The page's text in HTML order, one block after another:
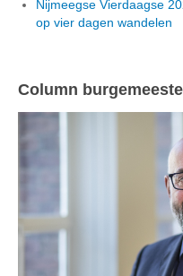
Nijmeegse Vierdaagse
op vier dagen wandelen
Column